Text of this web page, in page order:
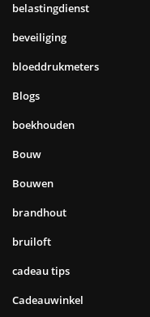
belastingdienst
beveiliging
bloeddrukmeters
Blogs
boekhouden
Bouw
Bouwen
brandhout
bruiloft
cadeau tips
Cadeauwinkel